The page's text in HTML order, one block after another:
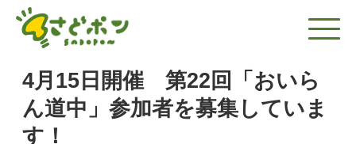
4月15日開催 第22回「おいら
ん道中」参加者を募集していま
す！